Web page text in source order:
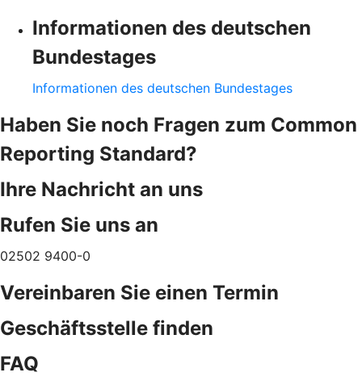
Informationen des deutschen
Bundestages
Informationen des deutschen Bundestages
Haben Sie noch Fragen zum Common
Reporting Standard?
Ihre Nachricht an uns
Rufen Sie uns an
02502 9400-0
Vereinbaren Sie einen Termin
Geschäftsstelle finden
FAQ